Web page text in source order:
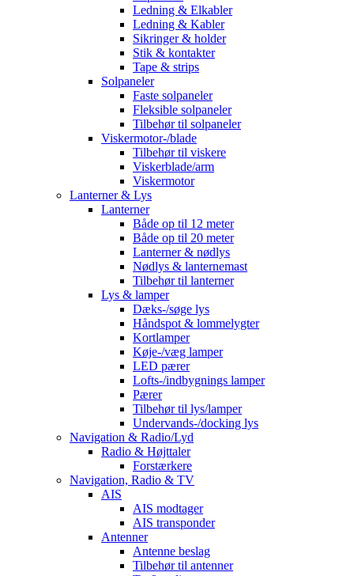
Ledning & Elkabler
Ledning & Kabler
Sikringer & holder
Stik & kontakter
Tape & strips
Solpaneler
Faste solpaneler
Fleksible solpaneler
Tilbehør til solpaneler
Viskermotor-/blade
Tilbehør til viskere
Viskerblade/arm
Viskermotor
Lanterner & Lys
Lanterner
Både op til 12 meter
Både op til 20 meter
Lanterner & nødlys
Nødlys & lanternemast
Tilbehør til lanterner
Lys & lamper
Dæks-/søge lys
Håndspot & lommelygter
Kortlamper
Køje-/væg lamper
LED pærer
Lofts-/indbygnings lamper
Pærer
Tilbehør til lys/lamper
Undervands-/docking lys
Navigation & Radio/Lyd
Radio & Højttaler
Forstærkere
Navigation, Radio & TV
AIS
AIS modtager
AIS transponder
Antenner
Antenne beslag
Tilbehør til antenner